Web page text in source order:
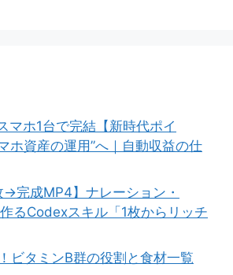
マホ1台で完結【新時代ポイ
ホ資産の運用”へ｜自動収益の仕
→完成MP4】ナレーション・
るCodexスキル「1枚からリッチ
ビタミンB群の役割と食材一覧